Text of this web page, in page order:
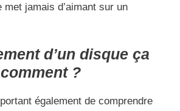
met jamais d’aimant sur un
d’un disque ça
?
également de comprendre